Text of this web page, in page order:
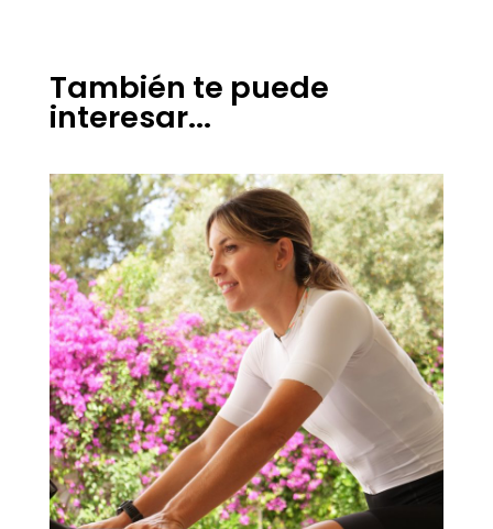
También te puede
interesar...